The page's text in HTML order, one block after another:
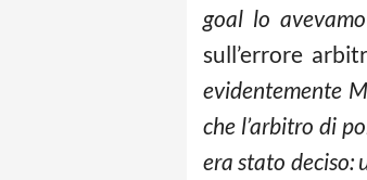
goal lo
sull’errore
evidentemente
che l’arbitro di
era stato deciso: